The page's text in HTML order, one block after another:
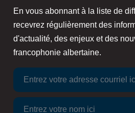
En vous abonnant à la liste de
recevrez régulièrement des
d'actualité, des enjeux et des
francophonie albertaine.